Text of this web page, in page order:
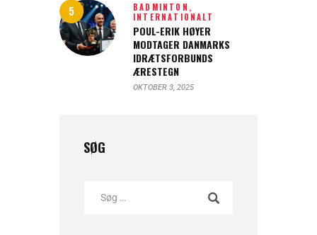
BADMINTON,
INTERNATIONALT
POUL-ERIK HØYER
MODTAGER DANMARKS
IDRÆTSFORBUNDS
ÆRESTEGN
OKTOBER 3, 2025
SØG